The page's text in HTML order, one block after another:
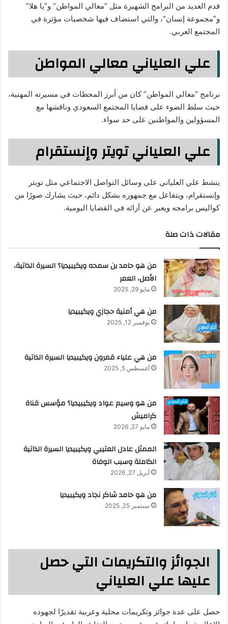
قدم العديد من البرامج الشهيرة مثل “معالي المواطن” و”يا هلا”
و”مجموعة إنسان”، والتي استضاف فيها شخصيات مؤثرة في
المجتمع العربي.
علي العلياني معالي المواطن
برنامج “معالي المواطن” كان من أبرز المحطات في مسيرته المهنية،
حيث سلط الضوء على قضايا المجتمع السعودي وناقشها مع
المسؤولين والمواطنين على حد سواء.
علي العلياني تويتر وإنستقرام
ينشط علي العلياني على وسائل التواصل الاجتماعي مثل تويتر
وإنستقرام، ويتفاعل مع جمهوره بشكل دائم، حيث يشارك صورًا من
كواليس برامجه ويعبر عن آرائه في القضايا اليومية.
مقالات ذات صلة
من هو حامد بن سمحه ويكيبيديا؟ السيرة الذاتية،
الأصل، العمر
مايو 29, 2025
من هي أمنية حجازي ويكيبيديا
نوفمبر 12, 2025
من هي علياء قمرون ويكيبيديا السيرة الذاتية
أغسطس 5, 2025
من هو وسيم عواد ويكيبيديا؟ مؤسس قناة
كراميش
مايو 27, 2026
الممثل عادل العتيبي ويكيبيديا السيرة الذاتية
الكاملة وسبب الوفاة
أبريل 27, 2026
من هو حامد شاكر نجاد ويكيبيديا
سبتمبر 25, 2025
الجوائز والتكريمات التي حصل
عليها علي العلياني
حصل على عدة جوائز وتكريمات محلية وعربية تقديرًا لجهوده